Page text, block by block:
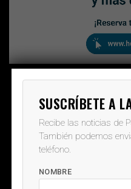
SUSCRÍBETE A
Recibe las noticias de
También podemos
teléfono.
NOMBRE